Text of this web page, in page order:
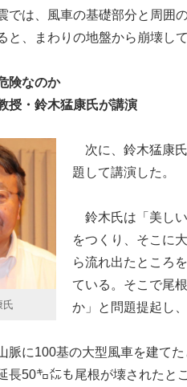
は、風車の基礎部分と周囲
と、まわりの地盤から崩壊し
険なのか
授・鈴木猛康氏が講演
氏
次に、鈴木猛康
題して講演した。
鈴木氏は「美し
をつくり、そこに
ら流れ出たところ
ている。そこで尾
か」と問題提起し
脈に100基の大型風車を建て
長50㌔㍍も尾根が壊されたと